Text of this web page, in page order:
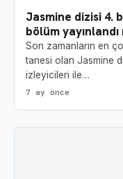
Jasmine dizisi 4.
bölüm
Son zamanların en
tanesi olan Jasmine
izleyicileri ile…
7 ay önce